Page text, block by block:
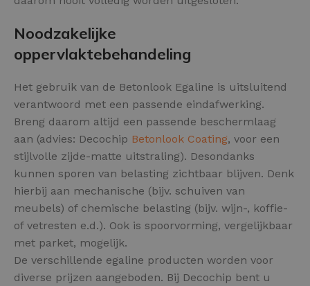
Noodzakelijke
oppervlaktebehandeling
Het gebruik van de Betonlook Egaline is uitsluitend
verantwoord met een passende eindafwerking.
Breng daarom altijd een passende beschermlaag
aan (advies: Decochip Betonlook Coating, voor een
stijlvolle zijde-matte uitstraling). Desondanks
kunnen sporen van belasting zichtbaar blijven. Denk
hierbij aan mechanische (bijv. schuiven van
meubels) of chemische belasting (bijv. wijn-, koffie-
of vetresten e.d.). Ook is spoorvorming, vergelijkbaar
met parket, mogelijk.
De verschillende egaline producten worden voor
diverse prijzen aangeboden. Bij Decochip bent u